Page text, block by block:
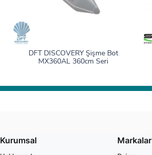
DFT DISCOVERY Şişme Bot
MX360AL 360cm Seri
Kurumsal Markalar